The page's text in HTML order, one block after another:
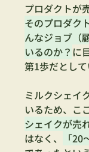
プロダクトが
そのプロダク
んなジョブ（
いるのか？ に
第1歩だとして
ミルクシェイ
いるため、こ
シェイクが売
はなく、
「